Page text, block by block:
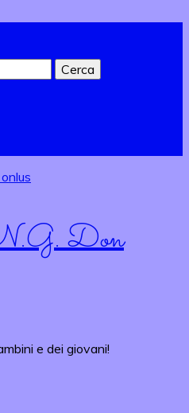
Don
e dei giovani!